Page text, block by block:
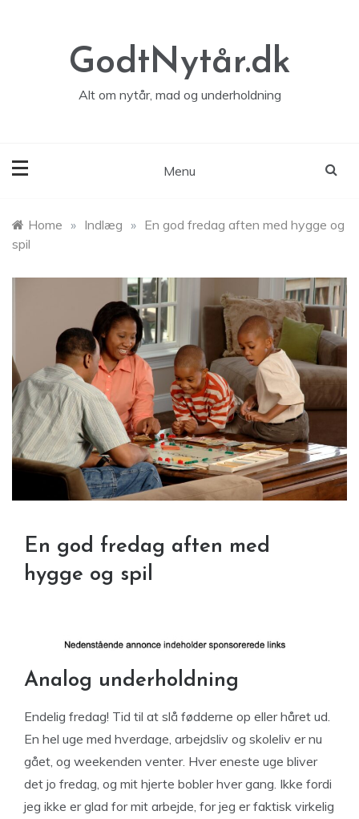
GodtNytår.dk
Alt om nytår, mad og underholdning
Menu
Home » Indlæg » En god fredag aften med hygge og
spil
En god fredag aften med
hygge og spil
Analog underholdning
Endelig fredag! Tid til at slå fødderne op eller håret ud.
En hel uge med hverdage, arbejdsliv og skoleliv er nu
gået, og weekenden venter. Hver eneste uge bliver
det jo fredag, og mit hjerte bobler hver gang. Ikke fordi
jeg ikke er glad for mit arbejde, for jeg er faktisk virkelig